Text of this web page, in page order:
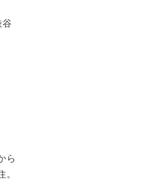
ら
。